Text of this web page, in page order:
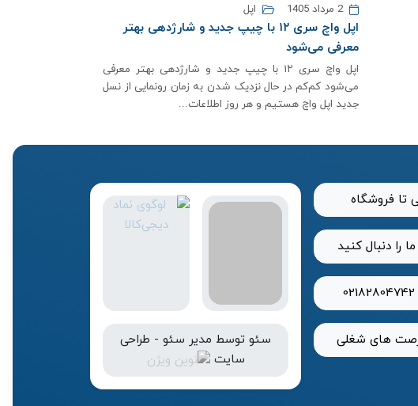
2 مرداد 1405
اپل
اپل واچ سری ۱۲ با چیپ جدید و شارژدهی بهتر
معرفی می‌شود
اپل واچ سری ۱۲ با چیپ جدید و شارژدهی بهتر معرفی
می‌شود کم‌کم در حال نزدیک شدن به زمان رونمایی از نسل
جدید اپل واچ هستیم و هر روز اطلاعات...
تا فروشگاه
را دنبال کنید
02182804742
های شغلی سئو توسط مدیر سئو - طراحی
سایت